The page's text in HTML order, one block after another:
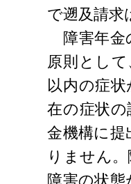
で遡及請求
障害年金
原則とし
以内の症
在の症状
金機構に提
りません
障害の状